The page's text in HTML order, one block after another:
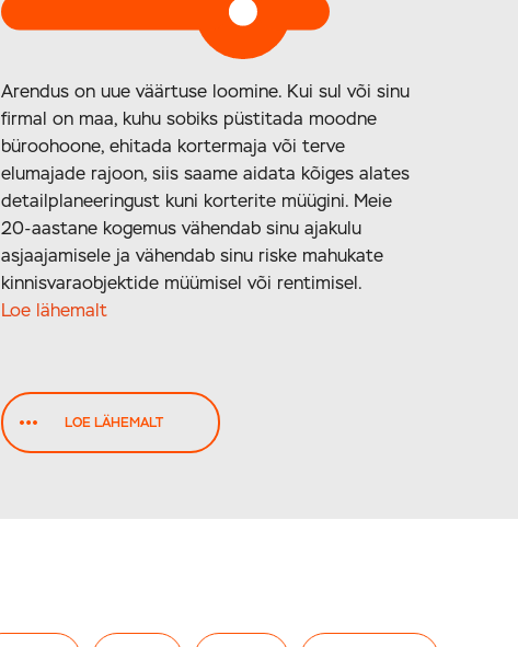
Arendus on uue väärtuse loomine. Kui sul või sinu
firmal on maa, kuhu sobiks püstitada moodne
büroohoone, ehitada kortermaja või terve
elumajade rajoon, siis saame aidata kõiges alates
detailplaneeringust kuni korterite müügini. Meie
20-aastane kogemus vähendab sinu ajakulu
asjaajamisele ja vähendab sinu riske mahukate
kinnisvaraobjektide müümisel või rentimisel.
Loe lähemalt
LOE LÄHEMALT